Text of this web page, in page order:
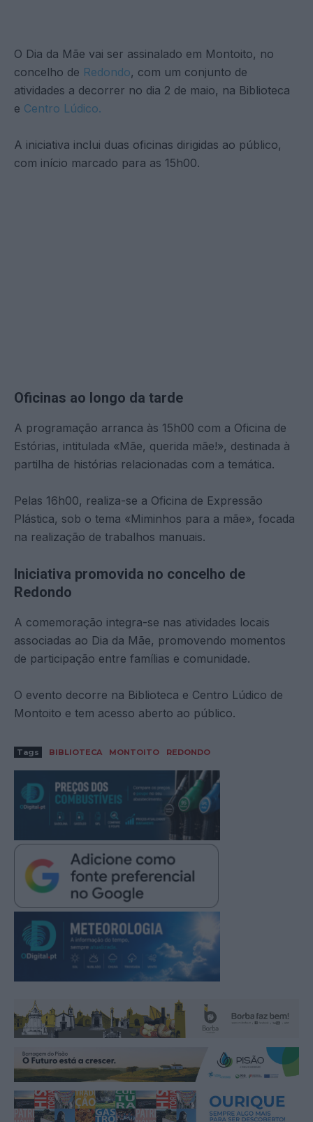
O Dia da Mãe vai ser assinalado em Montoito, no
concelho de Redondo, com um conjunto de
atividades a decorrer no dia 2 de maio, na Biblioteca
e Centro Lúdico.
A iniciativa inclui duas oficinas dirigidas ao público,
com início marcado para as 15h00.
Oficinas ao longo da tarde
A programação arranca às 15h00 com a Oficina de
Estórias, intitulada «Mãe, querida mãe!», destinada à
partilha de histórias relacionadas com a temática.
Pelas 16h00, realiza-se a Oficina de Expressão
Plástica, sob o tema «Miminhos para a mãe», focada
na realização de trabalhos manuais.
Iniciativa promovida no concelho de
Redondo
A comemoração integra-se nas atividades locais
associadas ao Dia da Mãe, promovendo momentos
de participação entre famílias e comunidade.
O evento decorre na Biblioteca e Centro Lúdico de
Montoito e tem acesso aberto ao público.
Tags BIBLIOTECA MONTOITO REDONDO